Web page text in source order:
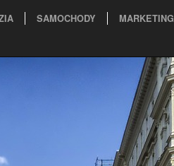
SAMOCHODY MARKETING